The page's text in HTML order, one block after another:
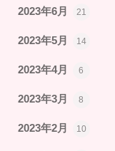
2023年6月 21
2023年5月 14
2023年4月 6
2023年3月 8
2023年2月 10